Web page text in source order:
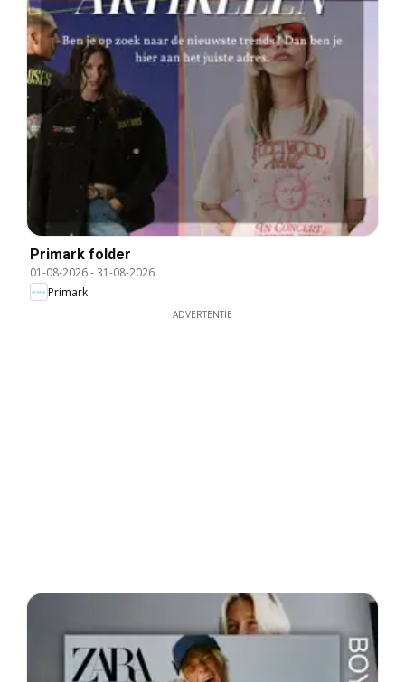
Primark folder
01-08-2026-31-08-2026
Primark
ADVERTENTIE